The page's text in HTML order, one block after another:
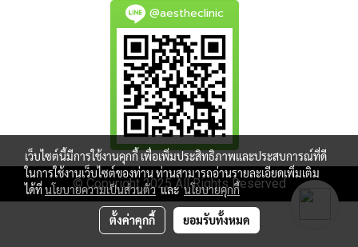
@aestheclinic
© Copyright 2025 All Rights Reserved
เว็บไซต์นี้มีการใช้งานคุกกี้ เพื่อเพิ่มประสิทธิภาพและประสบการณ์ที่ดี
ในการใช้งานเว็บไซต์ของท่าน ท่านสามารถอ่านรายละเอียดเพิ่มเติม
ได้ที่นโยบายความเป็นส่วนตัวและนโยบายคุกกี้
ตั้งค่าคุกกี้ ยอมรับทั้งหมด